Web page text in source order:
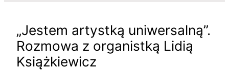
„Jestem artystką uniwersalną”.
Rozmowa z organistką Lidią
Książkiewicz